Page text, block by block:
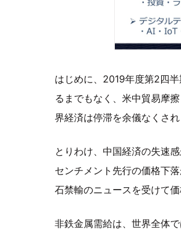
はじめに、2019年度第2四
るまでもなく、米中貿易摩
界経済は停滞を余儀なくされ
とりわけ、中国経済の失速
センチメント先行の価格下
石禁輸のニュースを受けて価
非鉄金属需給は、世界全体